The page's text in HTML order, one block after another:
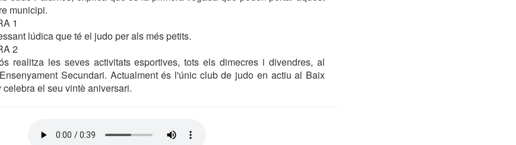
municipi.
1
lúdica que té el judo per als més petits.
2
realitza les seves activitats esportives, tots els dimecres i divendres, al
Secundari. Actualment és l'únic club de judo en actiu al Baix
el seu vintè aniversari.